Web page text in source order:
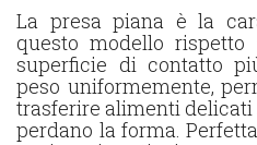
La presa piana è la
questo modello
superficie di contatto
peso uniformemente,
trasferire alimenti delicati
perdano la forma.